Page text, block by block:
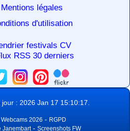
Mentions légales
d'utilisation
festivals CV
RSS 30 derniers
: 2026 Jan 17 15:10:17.
2026 - RGPD
Janembart- Screenshots FW